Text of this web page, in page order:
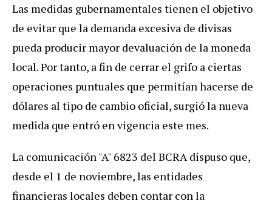
Las medidas gubernamentales tienen el objetivo
de evitar que la demanda excesiva de divisas
pueda producir mayor devaluación de la moneda
local. Por tanto, a fin de cerrar el grifo a ciertas
operaciones puntuales que permitían hacerse de
dólares al tipo de cambio oficial, surgió la nueva
medida que entró en vigencia este mes.
La comunicación "A" 6823 del BCRA dispuso que,
desde el 1 de noviembre, las entidades
financieras locales deben contar con la